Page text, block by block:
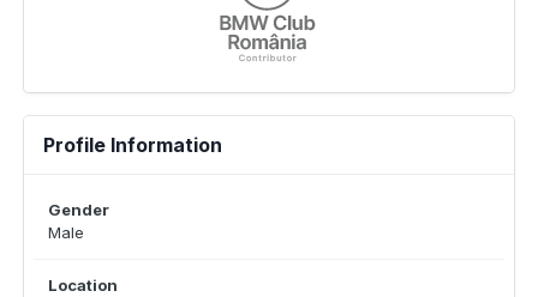
Profile Information
Gender
Male
Location